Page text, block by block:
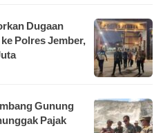
Dugaan
Polres Jember,
Gunung
Pajak